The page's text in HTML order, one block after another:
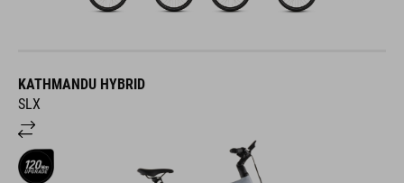
KATHMANDU HYBRID
SLX